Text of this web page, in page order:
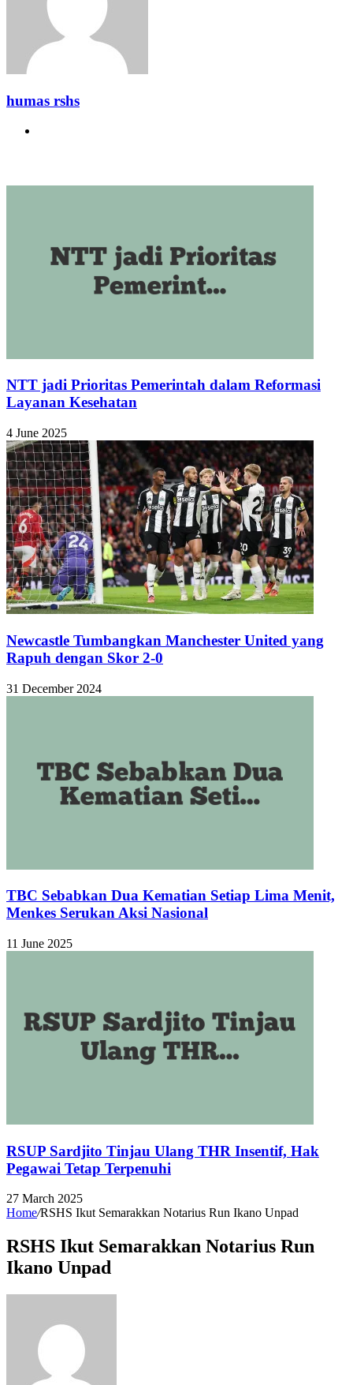
humas rshs
⁠NTT jadi Prioritas Pemerintah dalam Reformasi
Layanan Kesehatan
4 June 2025
Newcastle Tumbangkan Manchester United yang
Rapuh dengan Skor 2-0
31 December 2024
TBC Sebabkan Dua Kematian Setiap Lima Menit,
Menkes Serukan Aksi Nasional
11 June 2025
RSUP Sardjito Tinjau Ulang THR Insentif, Hak
Pegawai Tetap Terpenuhi
27 March 2025
Home/RSHS Ikut Semarakkan Notarius Run Ikano Unpad
RSHS Ikut Semarakkan Notarius Run
Ikano Unpad